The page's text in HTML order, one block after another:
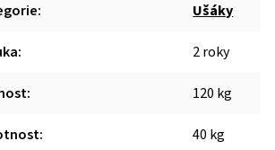
: Ušáky
: 2 roky
: 120 kg
: 40 kg